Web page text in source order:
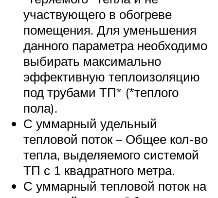
участвующего в обогреве
помещения. Для уменьшения
данного параметра необходимо
выбирать максимально
эффективную теплоизоляцию
под трубами ТП* (*теплого
пола).
С уммарный удельный
тепловой поток – Общее кол-во
тепла, выделяемого системой
ТП с 1 квадратного метра.
С уммарный тепловой поток на